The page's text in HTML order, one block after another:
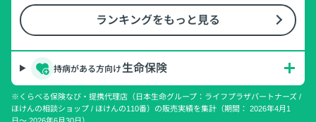
ランキングをもっと見る
持病がある方向け生命保険
※くらべる保険なび・提携代理店（日本生命グループ：ライフプラザパートナーズ /
ほけんの相談ショップ / ほけんの110番）の販売実績を集計（期間： 2026年4月1